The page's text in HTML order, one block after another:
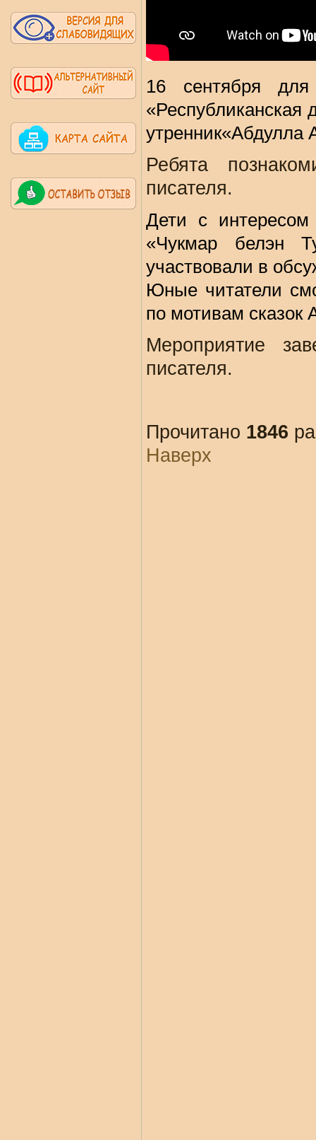
16 сентября
«Республиканская
Ребята
писателя.
Дети с интересом
«Чукмар белэн
участвовали в
Юные читатели
по мотивам
Мероприятие
писателя.
Прочитано 1846
Наверх